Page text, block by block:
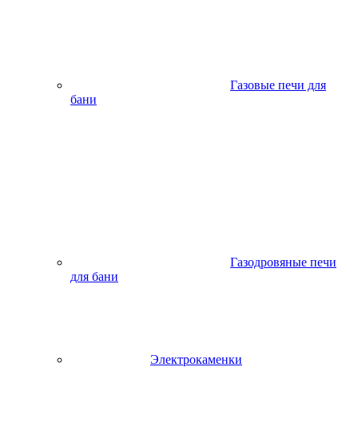
Газовые печи для
бани
Газодровяные печи
для бани
Электрокаменки